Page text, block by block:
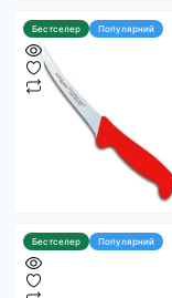
Бестселер Популярний
Бестселер Популярний